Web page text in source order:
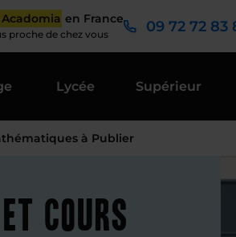
Acadomia en France
proche de chez vous 09 72 72 83
Lycée Supérieur
à Publier
cours